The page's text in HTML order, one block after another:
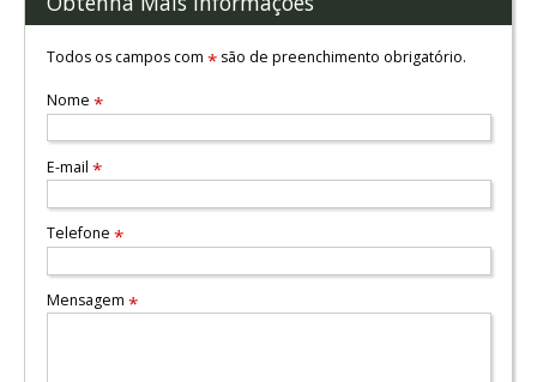
Todos os campos com *são de preenchimento obrigatório.
Nome *
E-mail *
Telefone *
Mensagem *